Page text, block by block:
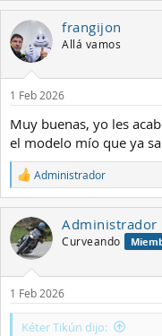
frangijon
Allá vamos
1 Feb 2026
Muy buenas, yo les
el modelo mío que ya
R
e
a
c
c
i
n
e
s
Administrador
Administrador
Curveando
1 Feb 2026
Kéter Tikún dijo: